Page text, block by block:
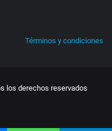
Términos y condiciones
los derechos reservados